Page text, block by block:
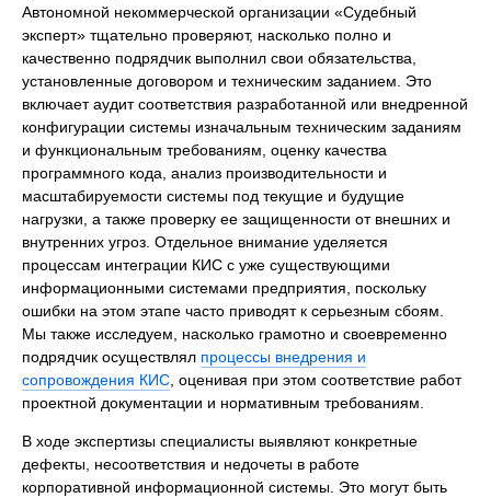
Автономной некоммерческой организации «Судебный
эксперт» тщательно проверяют, насколько полно и
качественно подрядчик выполнил свои обязательства,
установленные договором и техническим заданием. Это
включает аудит соответствия разработанной или внедренной
конфигурации системы изначальным техническим заданиям
и функциональным требованиям, оценку качества
программного кода, анализ производительности и
масштабируемости системы под текущие и будущие
нагрузки, а также проверку ее защищенности от внешних и
внутренних угроз. Отдельное внимание уделяется
процессам интеграции КИС с уже существующими
информационными системами предприятия, поскольку
ошибки на этом этапе часто приводят к серьезным сбоям.
Мы также исследуем, насколько грамотно и своевременно
подрядчик осуществлял процессы внедрения и
сопровождения КИС, оценивая при этом соответствие работ
проектной документации и нормативным требованиям.
В ходе экспертизы специалисты выявляют конкретные
дефекты, несоответствия и недочеты в работе
корпоративной информационной системы. Это могут быть